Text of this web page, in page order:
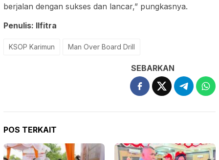
berjalan dengan sukses dan lancar,” pungkasnya.
Penulis: Ilfitra
KSOP Karimun Man Over Board Drill
SEBARKAN
POS TERKAIT